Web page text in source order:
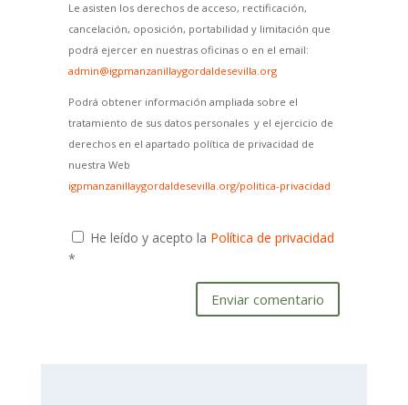
Le asisten los derechos de acceso, rectificación,
cancelación, oposición, portabilidad y limitación que
podrá ejercer en nuestras oficinas o en el email:
admin@igpmanzanillaygordaldesevilla.org
Podrá obtener información ampliada sobre el
tratamiento de sus datos personales y el ejercicio de
derechos en el apartado política de privacidad de
nuestra Web
igpmanzanillaygordaldesevilla.org/politica-privacidad
He leído y acepto la Política de privacidad
*
Enviar comentario